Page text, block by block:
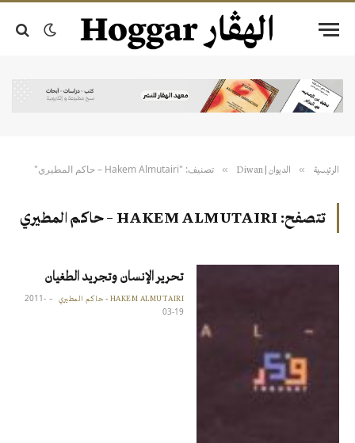
الرئيسية » الديوان | Diwan » تصنيف: "Hakem Almutairi – حاكم المطيري"
تتصفح: HAKEM ALMUTAIRI – حاكم المطيري
تحرير الإنسان وتجريد الطغيان
HAKEM ALMUTAIRI - حاكم المطيري
2011-
03-19